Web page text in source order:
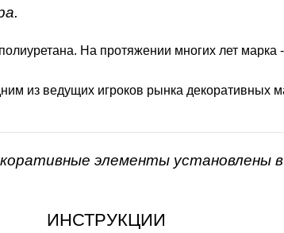
На протяжении многих лет марка
из ведущих игроков рынка декоративных
элементы установлены
ИНСТРУКЦИИ